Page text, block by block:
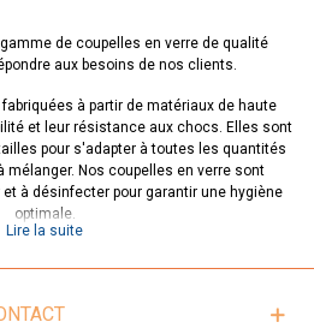
de coupelles en verre de qualité
aux besoins de nos clients.
à partir de matériaux de haute
et leur résistance aux chocs. Elles sont
pour s'adapter à toutes les quantités
Nos coupelles en verre sont
à désinfecter pour garantir une hygiène
optimale.
présentation de produits cosmétiques lors
Lire la suite